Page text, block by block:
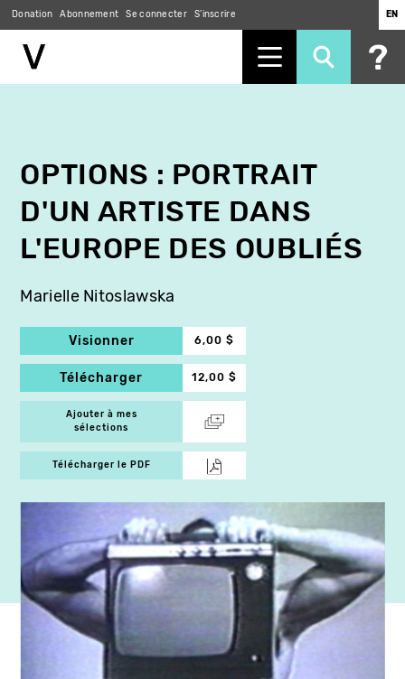
Donation Abonnement Se connecter S'inscrire EN
OPTIONS : PORTRAIT
D'UN ARTISTE DANS
L'EUROPE DES OUBLIÉS
Marielle Nitoslawska
Visionner 6,00 $
Télécharger 12,00 $
Ajouter à mes
sélections
Télécharger le PDF